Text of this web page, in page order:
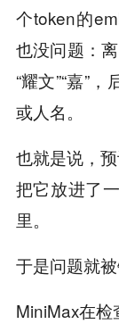
个token的
也没问题：离
“耀文”“嘉”
或人名。
也就是说，
把它放进了
里。
于是问题就
MiniMax在